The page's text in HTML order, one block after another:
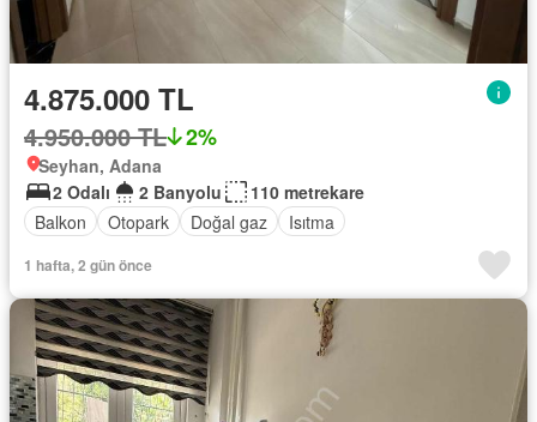
4.875.000 TL
4.950.000 TL 2%
Seyhan, Adana
2 Odalı
2 Banyolu
110 metrekare
Balkon
Otopark Doğal gaz Isıtma
1 hafta, 2 gün önce